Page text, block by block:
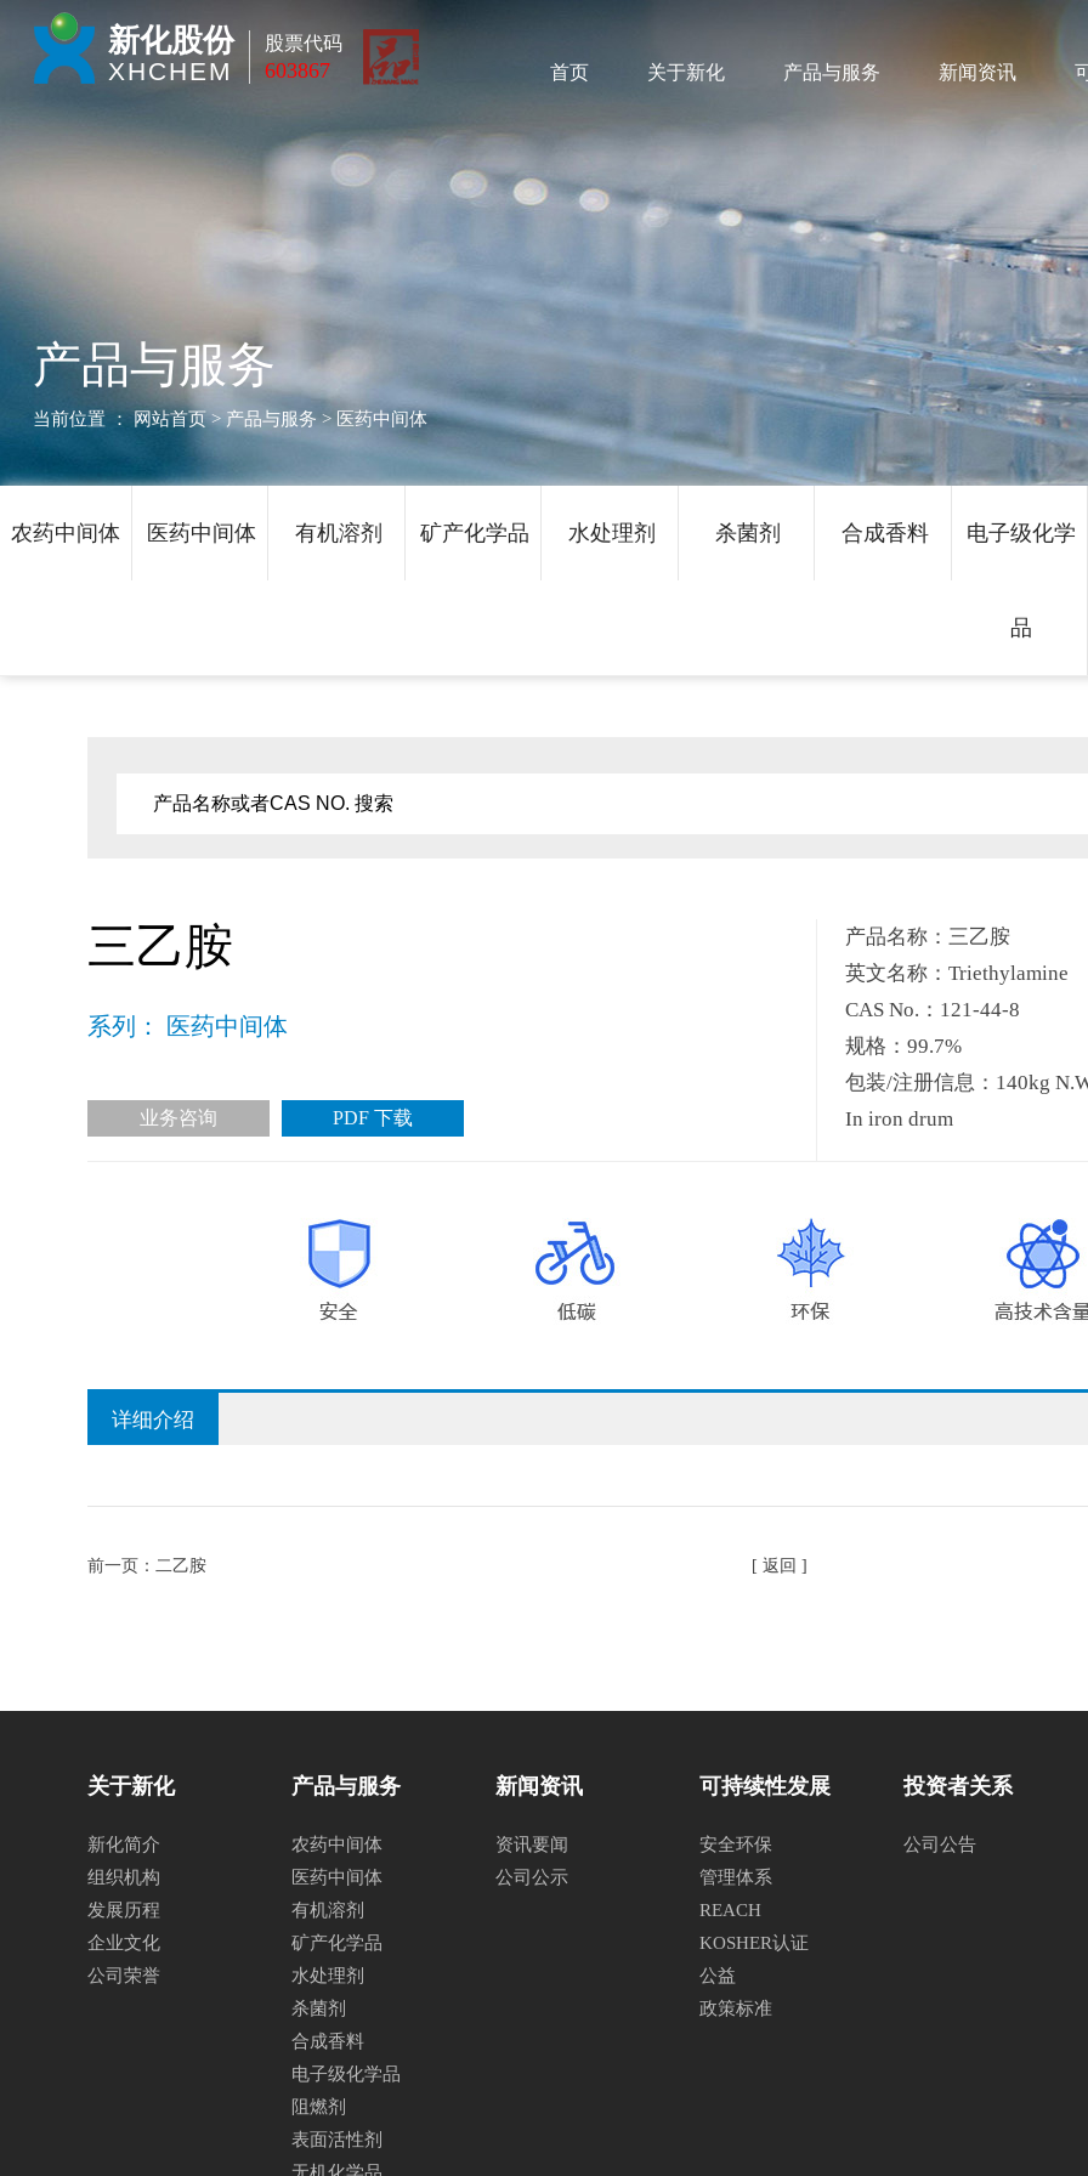
新化股份
XHCHEM
股票代码
603867 首页 关于新化 产品与服务 新闻资讯
产品与服务
当前位置 ：网站首页> 产品与服务 > 医药中间体
农药中间体 医药中间体 有机溶剂 矿产化学品 水处理剂 杀菌剂 合成香料 电子级化学
品
三乙胺
系列： 医药中间体
业务咨询 PDF 下载
产品名称：三乙胺
英文名称：Triethylamine
CAS No.：121-44-8
规格：99.7%
包装/注册信息：140kg
In iron drum
详细介绍
前一页： 二乙胺 [ 返回 ]
关于新化
新化简介
组织机构
发展历程
企业文化
公司荣誉
产品与服务
农药中间体
医药中间体
有机溶剂
矿产化学品
水处理剂
杀菌剂
合成香料
电子级化学品
阻燃剂
表面活性剂
新闻资讯
资讯要闻
公司公示
可持续性发展
安全环保
管理体系
REACH
KOSHER认证
公益
政策标准
投资者关系
公司公告